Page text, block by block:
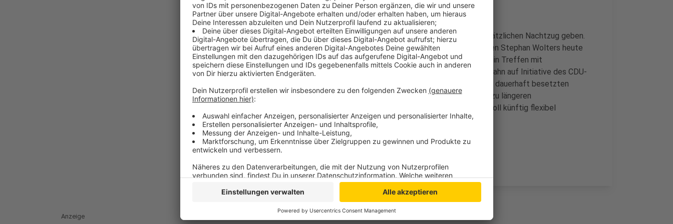
Damit wohl zusammenhängend wird es auf der Strecke einen zusätzlichen Nachtzug geben.
Das hat ein Sprecher des Kreis Klever CDU-Landtagsabgeordneten Stephan Wolters heute
auf Anfrage von Antenne Niederrhein bestätigt. Hintergrund war ein Treffen mit
Bürgermeistern sowie Vertretern von Bahn, VRR und Rhein-Ruhr-Bahn auf Initiative des CDU-
Bundestagsabgeordneten Stefan Rouenhoff. Demnach sollen die dauerhaft besetzten
Stellwerke verhindern, dass es bei kurzfristigen Krankmeldungen zu längeren
Betriebsunterbrechungen kommt. Ein zusätzlicher Personalpool soll künftig flexibel
einspringen können.
Anzeige
Anzeige